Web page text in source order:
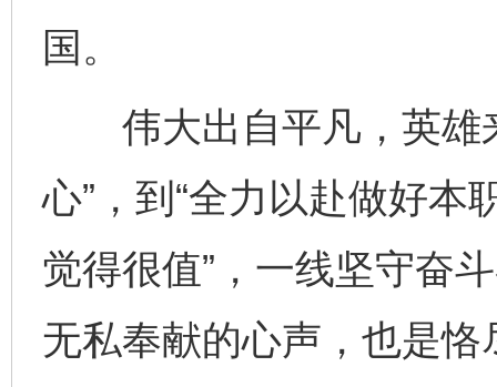
国。
伟大出自平凡，英雄
心”，到“全力以赴做好本
觉得很值”，一线坚守奋
无私奉献的心声，也是